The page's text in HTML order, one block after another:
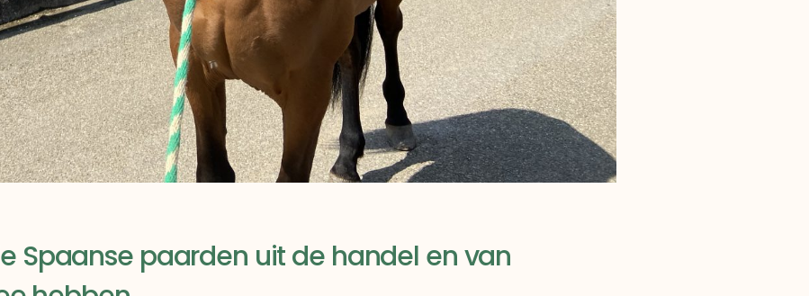
Spaanse paarden uit de handel en van